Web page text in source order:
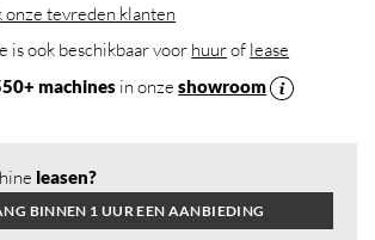
onze tevreden klanten
is ook beschikbaar voor huurof lease
machines in onzeshowroom
leasen?
BINNEN 1 UUR EEN AANBIEDING